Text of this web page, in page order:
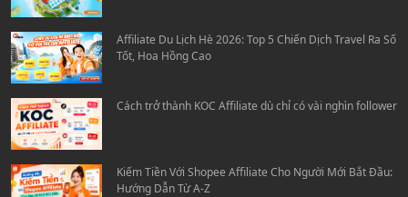
Affiliate Du Lịch Hè 2026: Top 5 Chiến Dịch Travel Ra Số
Tốt, Hoa Hồng Cao
Cách trở thành KOC Affiliate dù chỉ có vài nghìn follower
Kiếm Tiền Với Shopee Affiliate Cho Người Mới Bắt Đầu:
Hướng Dẫn Từ A-Z